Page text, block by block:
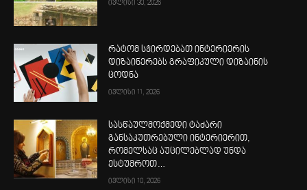
ივლისი 30, 2026
რატომ სჭირდებათ ინტერიერის
დიზაინერებს გრაფიკული დიზაინის
ცოდნა
ივლისი 11, 2026
სასწაულმოქმედი ტაძარი
განსაკუთრებული ინტერიერით,
რომელსაც აუცილებლად უნდა
ესტუმროთ…
ივლისი 10, 2026